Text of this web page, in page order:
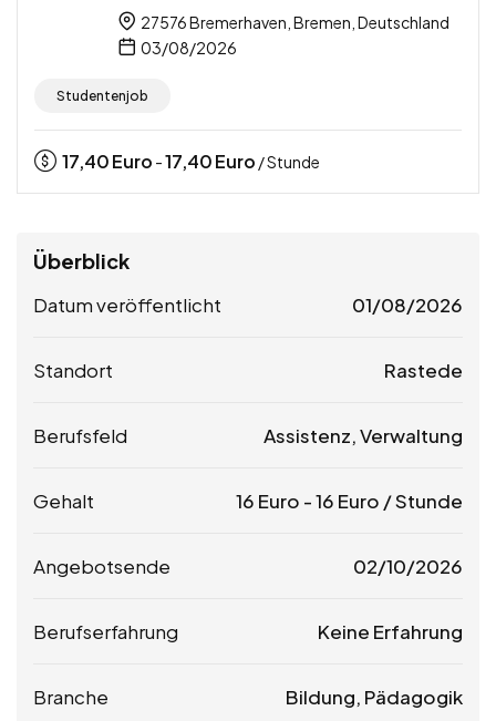
27576 Bremerhaven, Bremen, Deutschland
03/08/2026
Studentenjob
17,40Euro -17,40Euro / Stunde
Überblick
Datum veröffentlicht 01/08/2026
Standort Rastede
Berufsfeld Assistenz, Verwaltung
Gehalt 16 Euro -16 Euro / Stunde
Angebotsende 02/10/2026
Berufserfahrung Keine Erfahrung
Branche Bildung, Pädagogik